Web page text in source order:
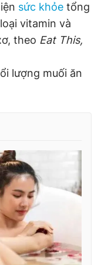
sức khỏe tổng
vitamin và
theo Eat This,
lượng muối ăn